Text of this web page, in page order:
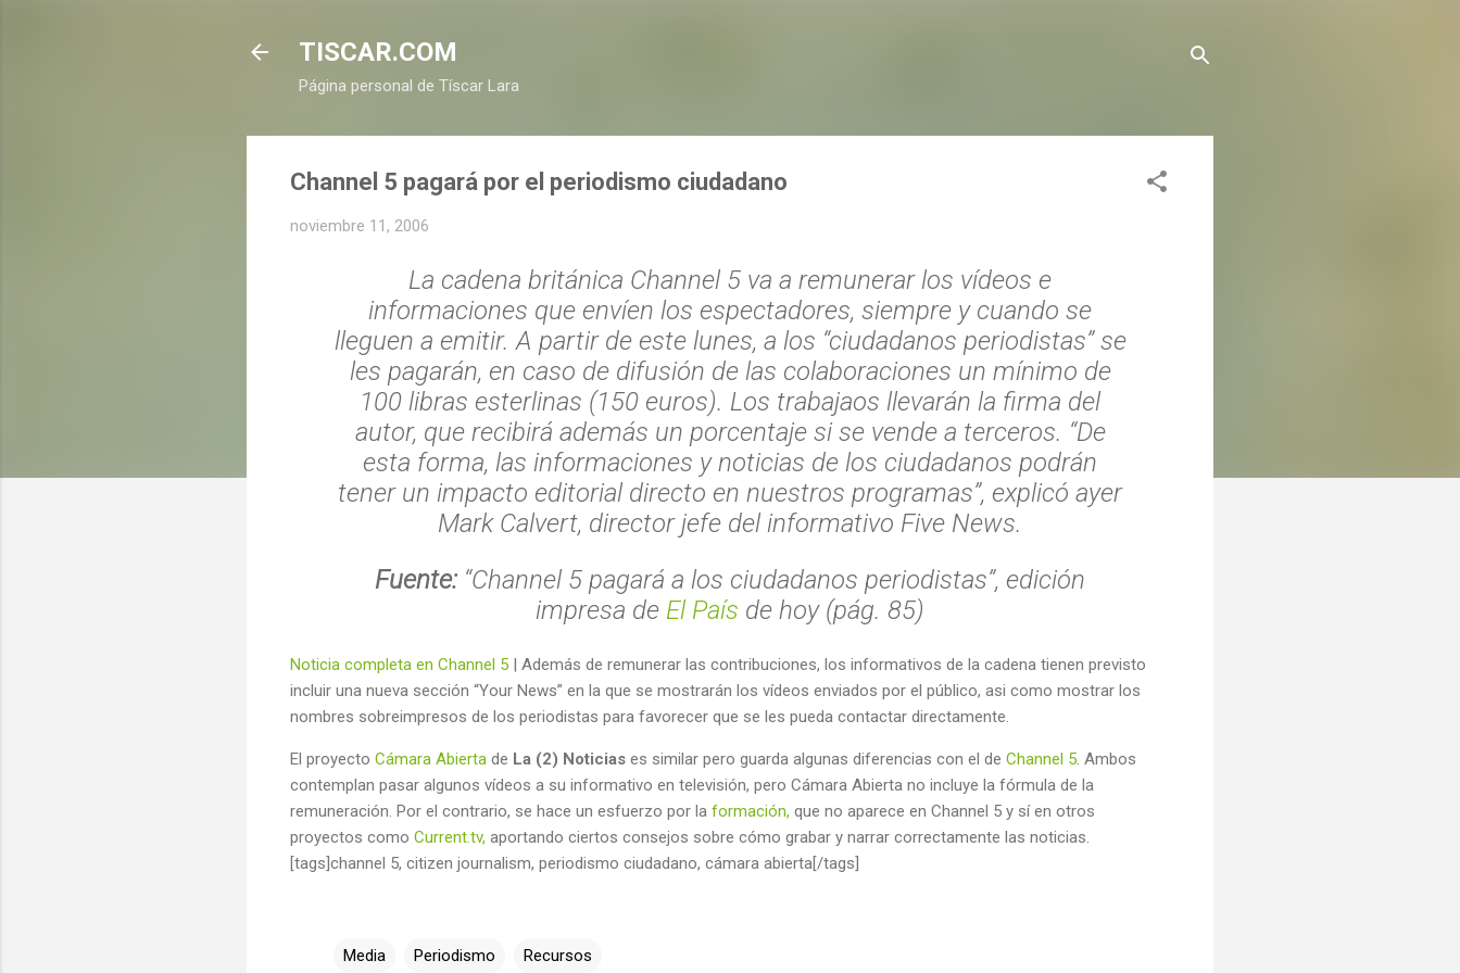
TISCAR.COM
Página personal de Tíscar Lara
Channel 5 pagará por el periodismo ciudadano
noviembre 11, 2006
La cadena británica Channel 5 va a remunerar los vídeos e
informaciones que envíen los espectadores, siempre y cuando se
lleguen a emitir. A partir de este lunes, a los “ciudadanos periodistas” se
les pagarán, en caso de difusión de las colaboraciones un mínimo de
100 libras esterlinas (150 euros). Los trabajaos llevarán la firma del
autor, que recibirá además un porcentaje si se vende a terceros. “De
esta forma, las informaciones y noticias de los ciudadanos podrán
tener un impacto editorial directo en nuestros programas”, explicó ayer
Mark Calvert, director jefe del informativo Five News.
Fuente:“Channel 5 pagará a los ciudadanos periodistas”, edición
impresa de El País de hoy (pág. 85)
Noticia completa en Channel 5 | Además de remunerar las contribuciones, los informativos de la cadena tienen previsto
incluir una nueva sección “Your News” en la que se mostrarán los vídeos enviados por el público, asi como mostrar los
nombres sobreimpresos de los periodistas para favorecer que se les pueda contactar directamente.
El proyecto Cámara Abierta de La (2) Noticias es similar pero guarda algunas diferencias con el de Channel 5. Ambos
contemplan pasar algunos vídeos a su informativo en televisión, pero Cámara Abierta no incluye la fórmula de la
remuneración. Por el contrario, se hace un esfuerzo por la formación, que no aparece en Channel 5 y sí en otros
proyectos como Current.tv, aportando ciertos consejos sobre cómo grabar y narrar correctamente las noticias.
[tags]channel 5, citizen journalism, periodismo ciudadano, cámara abierta[/tags]
Media Periodismo Recursos